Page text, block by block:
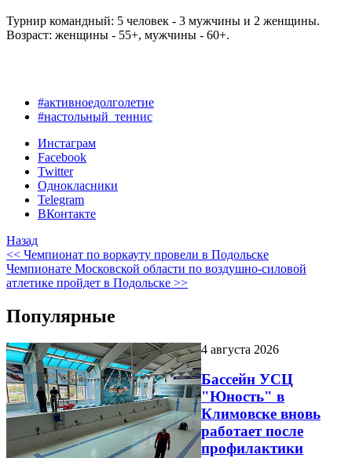
Турнир командный: 5 человек - 3 мужчины и 2 женщины.
Возраст: женщины - 55+, мужчины - 60+.
#активноедолголетие
#настольный_теннис
Инстаграм
Facebook
Twitter
Однокласники
Telegram
ВКонтакте
Назад
<< Чемпионат по воркауту провели в Подольске
Чемпионате Московской области по воздушно-силовой
атлетике пройдет в Подольске >>
Популярные
4 августа 2026
Бассейн УСЦ
"Юность" в
Климовске вновь
работает после
профилактики